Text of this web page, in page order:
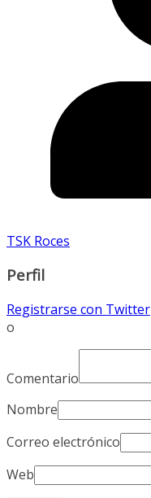
TSK Roces
Perfil
Registrarse con Twitter
o
Comentario
Nombre
Correo electrónico
Web